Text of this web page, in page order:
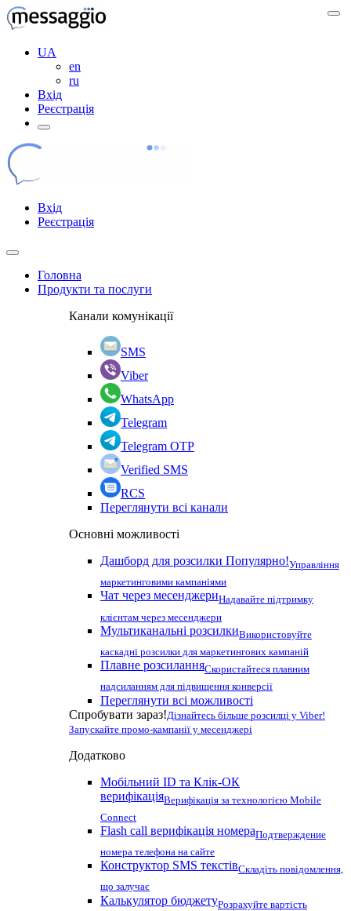
UA
en
ru
Вхід
Реєстрація
Вхід
Реєстрація
Головна
Продукти та послуги
Канали комунікації
SMS
Viber
WhatsApp
Telegram
Telegram OTP
Verified SMS
RCS
Переглянути всі канали
Основні можливості
Дашборд для розсилки Популярно!Управління
маркетинговими кампаніями
Чат через месенджериНадавайте підтримку
клієнтам через месенджери
Мультиканальні розсилкиВикористовуйте
каскадні розсилки для маркетингових кампаній
Плавне розсиланняСкористайтеся плавним
надсиланням для підвищення конверсії
Переглянути всі можливості
Спробувати зараз!Дізнайтесь більше розсилці у Viber!
Запускайте промо-кампанії у месенджері
Додатково
Мобільний ID та Клік-ОК
верифікаціяВерифікація за технологією Mobile
Connect
Flash call верифікація номераПодтверждение
номера телефона на сайте
Конструктор SMS текстівСкладіть повідомлення,
що залучає
Калькулятор бюджетуРозрахуйте вартість